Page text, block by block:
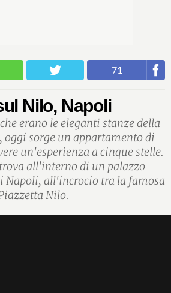
71
Nilo, Napoli
erano le eleganti stanze della
oggi sorge un appartamento di
un'esperienza a cinque stelle.
all'interno di un palazzo
Napoli, all'incrocio tra la famosa
Nilo.